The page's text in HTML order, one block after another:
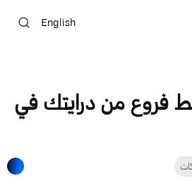
English
فروع من درايتك في